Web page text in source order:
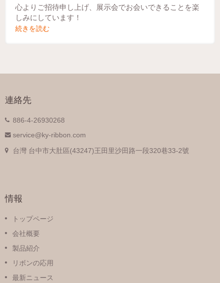
心よりご招待申し上げ、展示会でお会いできることを楽
しみにしています！
続きを読む
連絡先
886-4-26930268
service@ky-ribbon.com
台灣 台中市大肚區(43247)王田里沙田路一段320巷33-2號
情報
トップページ
会社概要
製品紹介
リボンの応用
最新ニュース